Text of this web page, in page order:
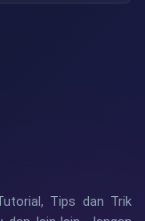
Tips dan Trik